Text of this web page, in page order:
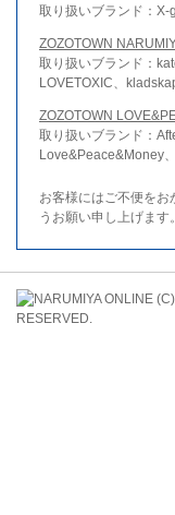
取り扱いブランド：
ZOZOTOWN
取り扱いブランド：
LOVETOXIC、
ZOZOTOWN
取り扱いブランド：
Love&Peace&Money
お客様にはご不便をお
うお願い申し上げます。